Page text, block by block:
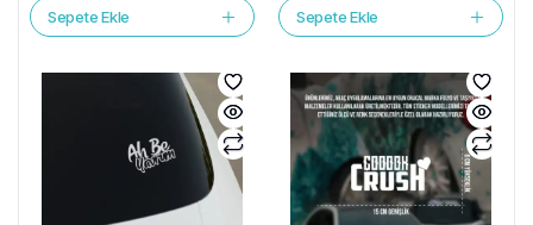
Sepete Ekle Sepete Ekle